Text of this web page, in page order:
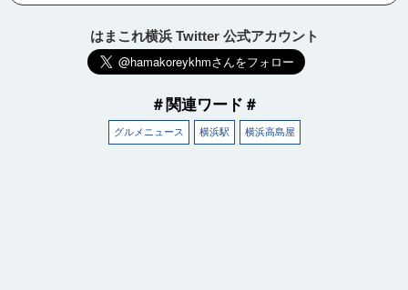
はまこれ横浜 Twitter 公式アカウント
＃関連ワード＃
グルメニュース 横浜駅 横浜高島屋